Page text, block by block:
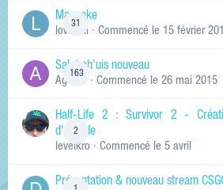
31
Manneke
lowskill · Commencé le 15 février
163
Salut ch'uis nouveau
Ag0Nie · Commencé le 26 mai 2015
2
Half-Life 2 : Survivor 2 -
d'arcade
levelkro · Commencé le 5 avril
Présentation & nouveau stream